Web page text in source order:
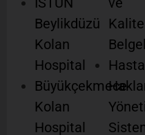
Beylikdüzü
Kolan
Hospital
Büyükçekmece
Kolan
Hospital
Kalite
Hasta